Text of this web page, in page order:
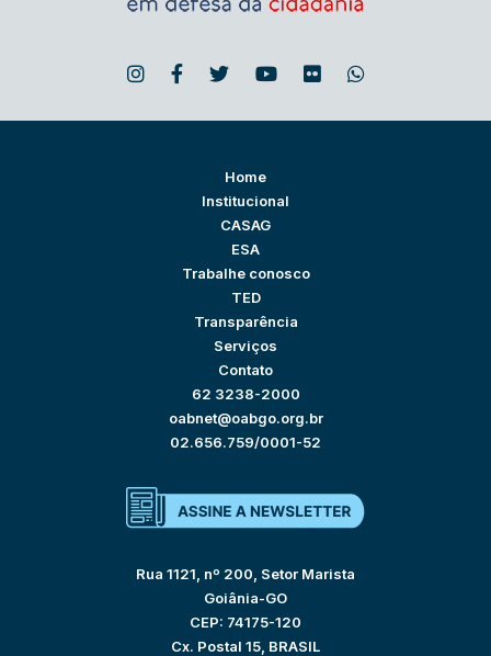
Home
Institucional
CASAG
ESA
Trabalhe conosco
TED
Transparência
Serviços
Contato
62 3238-2000
oabnet@oabgo.org.br
02.656.759/0001-52
Rua 1121, nº 200, Setor Marista
Goiânia-GO
CEP: 74175-120
Cx. Postal 15, BRASIL